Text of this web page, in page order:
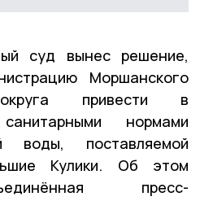
суд вынес решение,
Моршанского
округа привести в
нормами
воды, поставляемой
Кулики. Об этом
пресс-